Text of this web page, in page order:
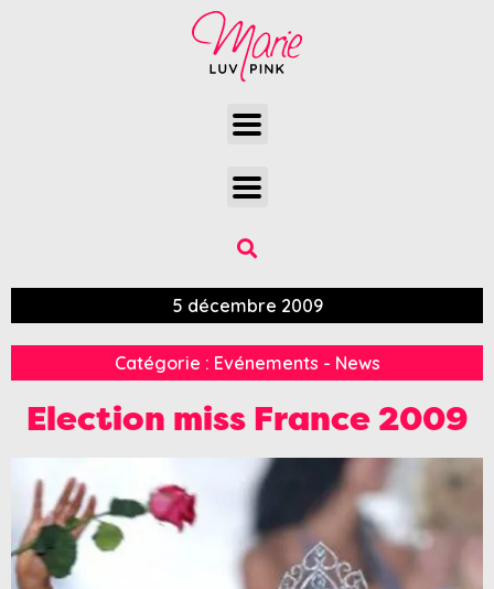
5 décembre 2009
Catégorie : Evénements - News
Election miss France 2009